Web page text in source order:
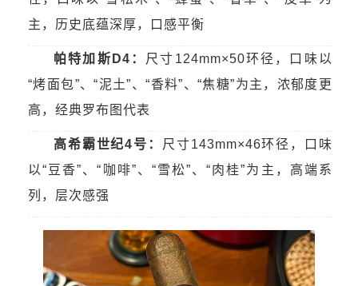
主，历史底蕴深厚，口感平衡
帕特加斯D4：
尺寸124mm×50环径，口味以
“烤面包”、“泥土”、“香料”、“焦糖”为主，浓郁度更
高，经典罗布图代表
高希霸世纪4号：
尺寸143mm×46环径，口味
以“豆香”、“咖啡”、“雪松”、“肉桂”为主，高端系
列，层次感强